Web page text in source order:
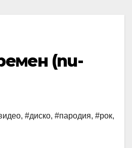
(nu-
, #диско, #пародия, #рок,